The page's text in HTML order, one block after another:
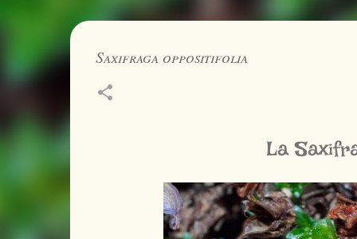
Saxifraga oppositifolia
La